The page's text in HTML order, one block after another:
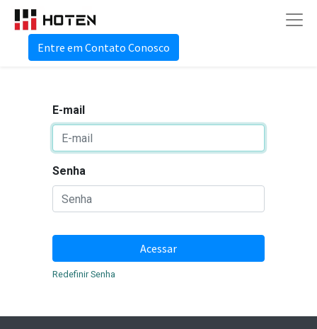
Entre em Contato Conosco
E-mail
Senha
Acessar
Redefinir Senha